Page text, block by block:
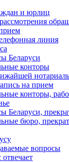
и юрлиц
линия
Беларуси
конторы
на прием
конторы,
Беларуси,
бюро,
вопросы